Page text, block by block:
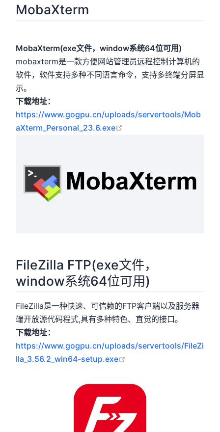
MobaXterm
MobaXterm(exe文件，window系统64位可用)
mobaxterm是一款方便网站管理员远程控制计算机的
软件，软件支持多种不同语言命令，支持多终端分屏显
示。
下载地址：
https://www.gogpu.cn/uploads/servertools/Mob
aXterm_Personal_23.6.exe
FileZilla FTP(exe文件，
window系统64位可用)
FileZilla是一种快速、可信赖的FTP客户端以及服务器
端开放源代码程式,具有多种特色、直觉的接口。
下载地址：
https://www.gogpu.cn/uploads/servertools/FileZi
lla_3.56.2_win64-setup.exe